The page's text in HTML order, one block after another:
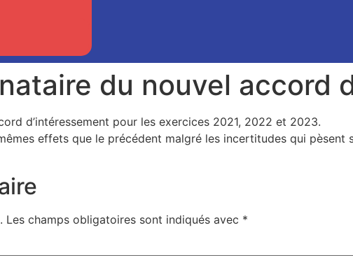
du nouvel accord
d’intéressement pour les exercices 2021, 2022 et 2023.
effets que le précédent malgré les incertitudes qui pèsent
Les champs obligatoires sont indiqués avec *